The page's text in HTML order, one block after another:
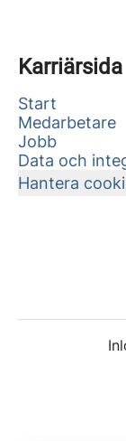
Karriärsida
Start
Medarbetare
Jobb
Data och
Hantera